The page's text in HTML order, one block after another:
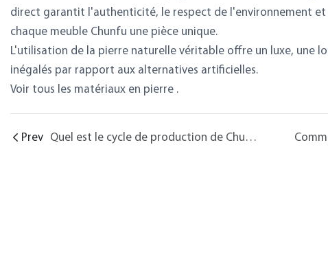
direct garantit l'authenticité, le respect de l'environnement
chaque meuble Chunfu une pièce unique.
L'utilisation de la pierre naturelle véritable offre un luxe, une
inégalés par rapport aux alternatives artificielles.
Voir tous les matériaux en pierre .
Prev Quel est le cycle de production de Chunfu Furniture ? Peut-il être accéléré ?